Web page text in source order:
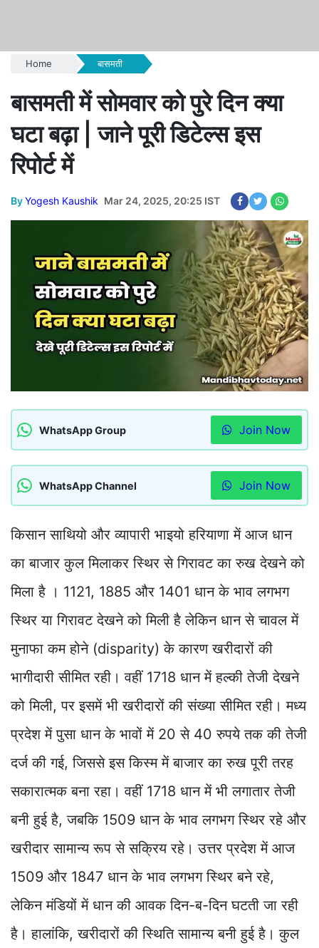
Home बासमती
बासमती में सोमवार को पुरे दिन क्या
घटा बढ़ा | जाने पूरी डिटेल्स इस
रिपोर्ट में
ByYogesh Kaushik Mar 24, 2025, 20:25 IST
WhatsApp Group Join Now
WhatsApp Channel Join Now
किसान साथियो और व्यापारी भाइयो हरियाणा में आज धान
का बाजार कुल मिलाकर स्थिर से गिरावट का रुख देखने को
मिला है । 1121, 1885 और 1401 धान के भाव लगभग
स्थिर या गिरावट देखने को मिली है लेकिन धान से चावल में
मुनाफा कम होने (disparity) के कारण खरीदारों की
भागीदारी सीमित रही। वहीं 1718 धान में हल्की तेजी देखने
को मिली, पर इसमें भी खरीदारों की संख्या सीमित रही। मध्य
प्रदेश में पुसा धान के भावों में 20 से 40 रुपये तक की तेजी
दर्ज की गई, जिससे इस किस्म में बाजार का रुख पूरी तरह
सकारात्मक बना रहा। वहीं 1718 धान में भी लगातार तेजी
बनी हुई है, जबकि 1509 धान के भाव लगभग स्थिर रहे और
खरीदार सामान्य रूप से सक्रिय रहे। उत्तर प्रदेश में आज
1509 और 1847 धान के भाव लगभग स्थिर बने रहे,
लेकिन मंडियों में धान की आवक दिन-ब-दिन घटती जा रही
है। हालांकि, खरीदारों की स्थिति सामान्य बनी हुई है। कुल